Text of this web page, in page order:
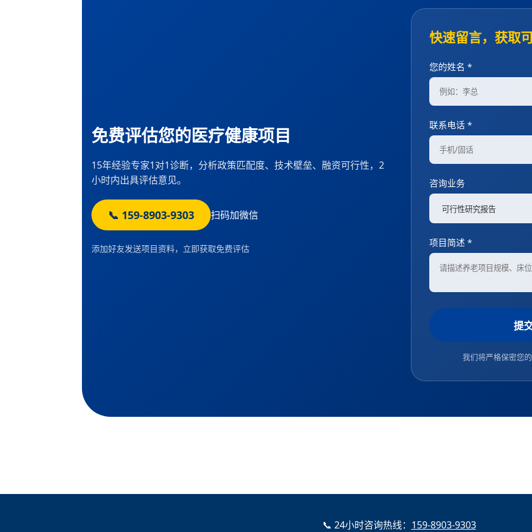
免费评估您的医疗健康项目
15年经验专家1对1诊断，分析政策匹配度、技术壁垒、融资可行性，2
小时内出具评估意见。
📞 159-8903-9303 扫码加微信
添加好友发送项目资料，立即获取免费评估
快速留言，获取
您的姓名 *
联系电话 *
咨询业务
项目简述 *
提
我们将严格保密您
📞 24小时咨询热线： 159-8903-9303